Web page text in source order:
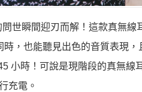
世瞬間迎刃而解！這款真無線
，也能聽見出色的音質表現，
小時！可說是現階段的真無線
充電。